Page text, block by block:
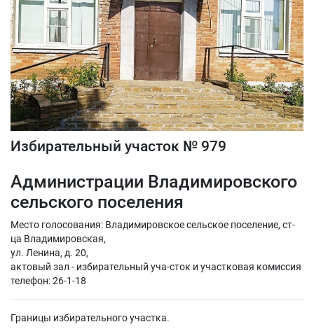
Избирательный участок № 979
Администрации Владимировского
сельского поселения
Место голосования: Владимировское сельское поселение, ст-
ца Владимировская,
ул. Ленина, д. 20,
актовый зал - избирательный уча-сток и участковая комиссия
телефон: 26-1-18
Границы избирательного участка.